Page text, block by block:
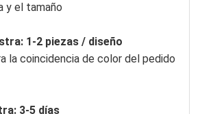
y el tamaño
1-2 piezas / diseño
la coincidencia de color del pedido
3-5 días